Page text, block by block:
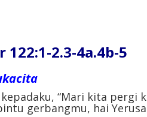
122:1-2.3-4a.4b-5
“Mari kita pergi
gerbangmu, hai